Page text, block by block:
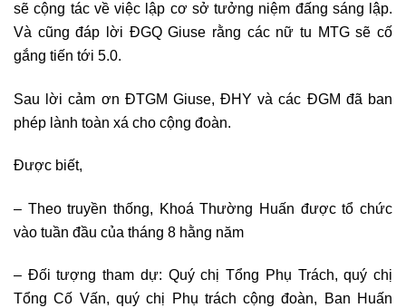
sẽ cộng tác về việc lập cơ sở tưởng niệm đấng sáng lập.
Và cũng đáp lời ĐGQ Giuse rằng các nữ tu MTG sẽ cố
gắng tiến tới 5.0.
Sau lời cảm ơn ĐTGM Giuse, ĐHY và các ĐGM đã ban
phép lành toàn xá cho cộng đoàn.
Được biết,
– Theo truyền thống, Khoá Thường Huấn được tổ chức
vào tuần đầu của tháng 8 hằng năm
– Đối tượng tham dự: Quý chị Tổng Phụ Trách, quý chị
Tổng Cố Vấn, quý chị Phụ trách cộng đoàn, Ban Huấn